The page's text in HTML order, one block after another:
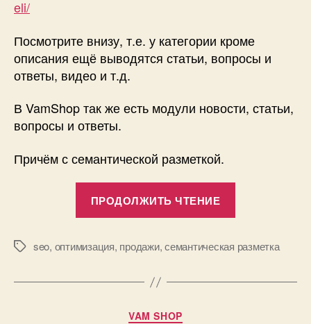
eli/
Посмотрите внизу, т.е. у категории кроме
описания ещё выводятся статьи, вопросы и
ответы, видео и т.д.
В VamShop так же есть модули новости, статьи,
вопросы и ответы.
Причём с семантической разметкой.
ПРОДОЛЖИТЬ ЧТЕНИЕ
модули
VamShop!»
Меткиseo, оптимизация, продажи,семантическая разметка
Рубрики
VAM SHOP